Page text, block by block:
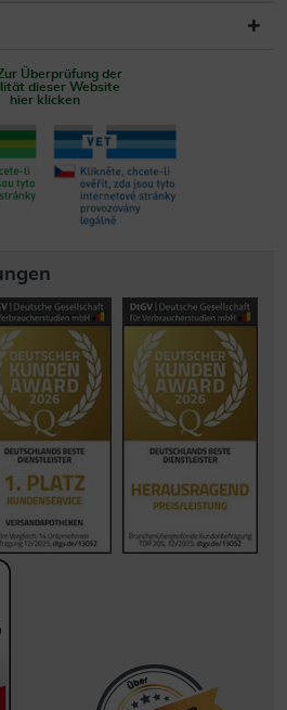
Überprüfung der
dieser Website
hier klicken